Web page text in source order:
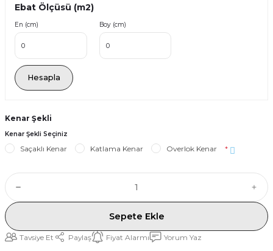
Ebat Ölçüsü (m2)
En (cm) Boy (cm)
Hesapla
Kenar Şekli
Kenar Şekli Seçiniz
Saçaklı Kenar Katlama Kenar Overlok Kenar *
Sepete Ekle
Tavsiye Et Paylaş Fiyat Alarmı Yorum Yaz